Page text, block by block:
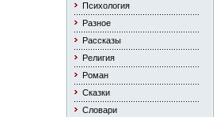
Психология
Разное
Рассказы
Религия
Роман
Сказки
Словари